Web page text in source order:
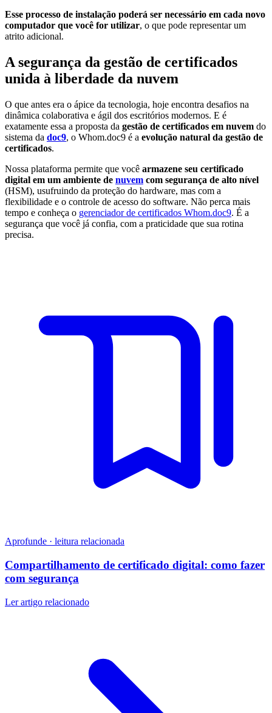
Esse processo de instalação poderá ser necessário em cada novo
computador que você for utilizar, o que pode representar um
atrito adicional.
A segurança da gestão de certificados
unida à liberdade da nuvem
O que antes era o ápice da tecnologia, hoje encontra desafios na
dinâmica colaborativa e ágil dos escritórios modernos. E é
exatamente essa a proposta da gestão de certificados em nuvem do
sistema da doc9, o Whom.doc9 é a evolução natural da gestão de
certificados.
Nossa plataforma permite que você armazene seu certificado
digital em um ambiente de nuvem com segurança de alto nível
(HSM), usufruindo da proteção do hardware, mas com a
flexibilidade e o controle de acesso do software. Não perca mais
tempo e conheça o gerenciador de certificados Whom.doc9. É a
segurança que você já confia, com a praticidade que sua rotina
precisa.
Aprofunde · leitura relacionada
Compartilhamento de certificado digital: como fazer
com segurança
Ler artigo relacionado